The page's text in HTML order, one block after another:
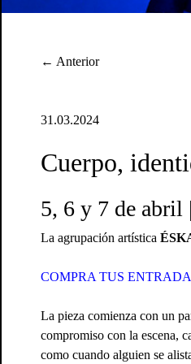
← Anterior
31.03.2024
Cuerpo,
5, 6 y 7 de abril
La agrupación artística
COMPRA TUS
La pieza comienza con un
compromiso con la escena,
como cuando alguien se